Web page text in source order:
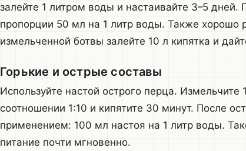
залейте 1 литром воды и настаивайте 3–5 дней.
пропорции 50 мл на 1 литр воды. Также хорошо
измельченной ботвы залейте 10 л кипятка и
Горькие и острые составы
Используйте настой острого перца. Измельчите
соотношении 1:10 и кипятите 30 минут. После
применением: 100 мл настоя на 1 литр воды.
питание почти мгновенно.